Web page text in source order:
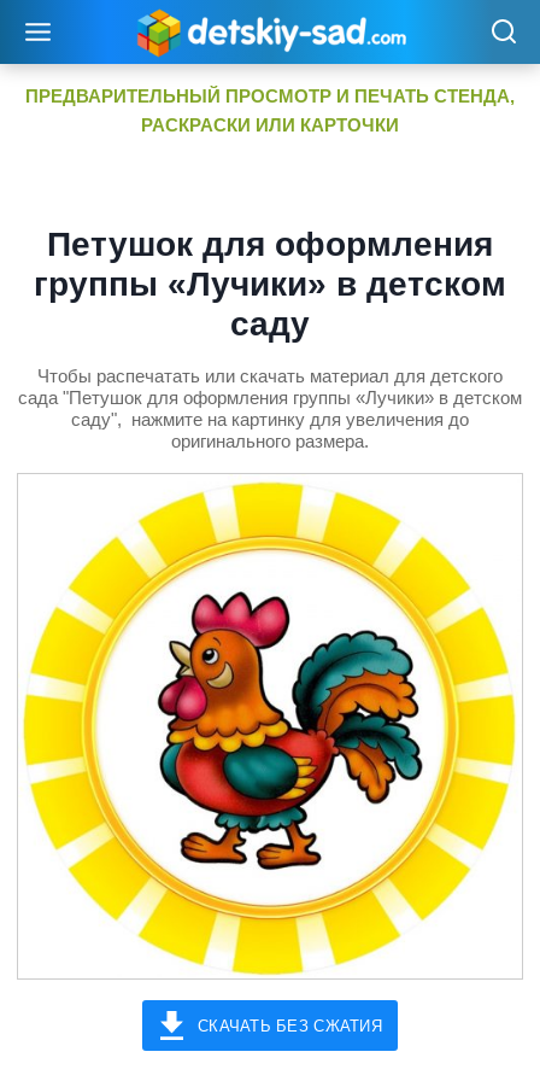
содержимому
ПРЕДВАРИТЕЛЬНЫЙ ПРОСМОТР И ПЕЧАТЬ СТЕНДА,
РАСКРАСКИ ИЛИ КАРТОЧКИ
Петушок для оформления
группы «Лучики» в детском
саду
Чтобы распечатать или скачать материал для детского
сада "Петушок для оформления группы «Лучики» в детском
саду", нажмите на картинку для увеличения до
оригинального размера.
СКАЧАТЬ БЕЗ СЖАТИЯ